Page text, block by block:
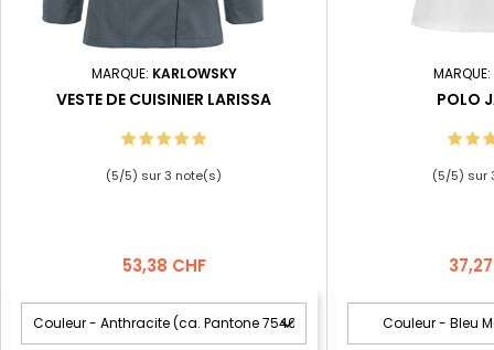
MARQUE: KARLOWSKY
VESTE DE CUISINIER LARISSA
(5/5) sur3 note(s)
Prix
53,38 CHF
MARQUE:
POLO
(5/5) sur
Prix